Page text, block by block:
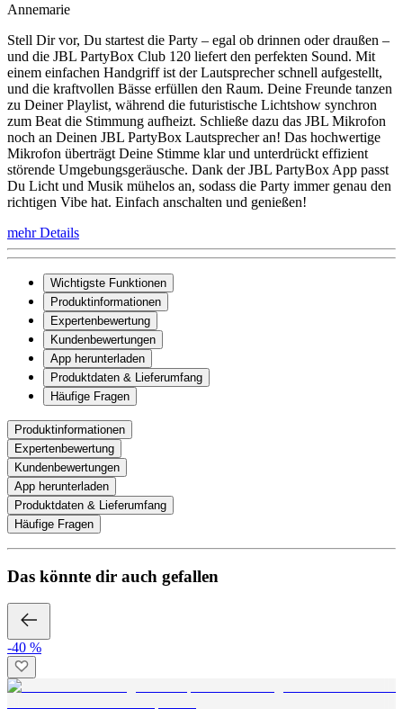
Annemarie
Stell Dir vor, Du startest die Party – egal ob drinnen oder draußen –
und die JBL PartyBox Club 120 liefert den perfekten Sound. Mit
einem einfachen Handgriff ist der Lautsprecher schnell aufgestellt,
und die kraftvollen Bässe erfüllen den Raum. Deine Freunde tanzen
zu Deiner Playlist, während die futuristische Lichtshow synchron
zum Beat die Stimmung aufheizt. Schließe dazu das JBL Mikrofon
noch an Deinen JBL PartyBox Lautsprecher an! Das hochwertige
Mikrofon überträgt Deine Stimme klar und unterdrückt effizient
störende Umgebungsgeräusche. Dank der JBL PartyBox App passt
Du Licht und Musik mühelos an, sodass die Party immer genau den
richtigen Vibe hat. Einfach anschalten und genießen!
mehr Details
Wichtigste Funktionen
Produktinformationen
Expertenbewertung
Kundenbewertungen
App herunterladen
Produktdaten & Lieferumfang
Häufige Fragen
Produktinformationen
Expertenbewertung
Kundenbewertungen
App herunterladen
Produktdaten & Lieferumfang
Häufige Fragen
Das könnte dir auch gefallen
-40 %